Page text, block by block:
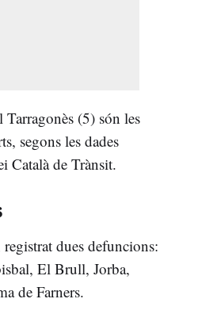
(5) són les
segons les dades
Català de Trànsit.
dues defuncions:
El Brull, Jorba,
de Farners.